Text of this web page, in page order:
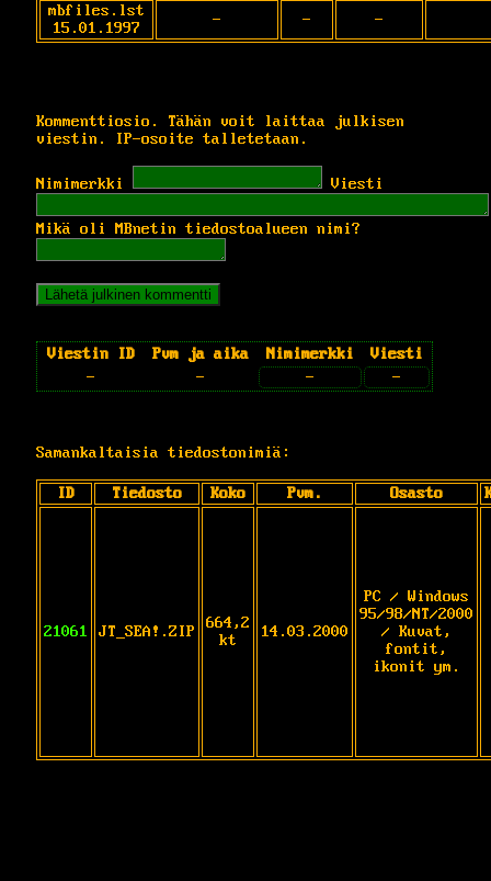
mbfiles.lst
15.01.1997
- - -
Kommenttiosio. Tähän voit laittaa julkisen
viestin. IP-osoite talletetaan.
Nimimerkki Viesti
Mikä oli MBnetin tiedostoalueen nimi?
Viestin ID Pvm ja aika Nimimerkki
Viesti
-
- - -
Samankaltaisia tiedostonimiä:
ID Tiedosto Koko Pvm. Osasto
21061 JT_SEA!.ZIP
664,2
kt
14.03.2000
PC / Windows
95/98/NT/2000
/ Kuvat,
fontit,
ikonit ym.